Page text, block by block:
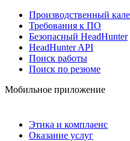
Производственный
Требования к ПО
Безопасный HeadHunter
HeadHunter API
Поиск работы
Поиск по резюме
Мобильное приложение
Этика и комплаенс
Оказание услуг